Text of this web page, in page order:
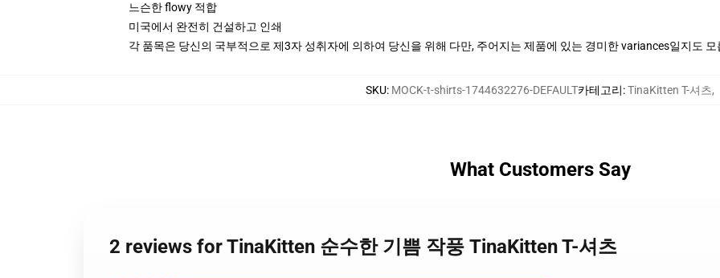
느슨한 flowy 적합
미국에서 완전히 건설하고 인쇄
각 품목은 당신의 국부적으로 제3자 성취자에 의하여 당신을 위해 다만, 주어지는 제품에 있는 경미한 variances일지도
SKU: MOCK-t-shirts-1744632276-DEFAULT카테고리:TinaKitten T-셔츠,
What Customers Say
2 reviews for TinaKitten 순수한 기쁨 작풍 TinaKitten T-셔츠